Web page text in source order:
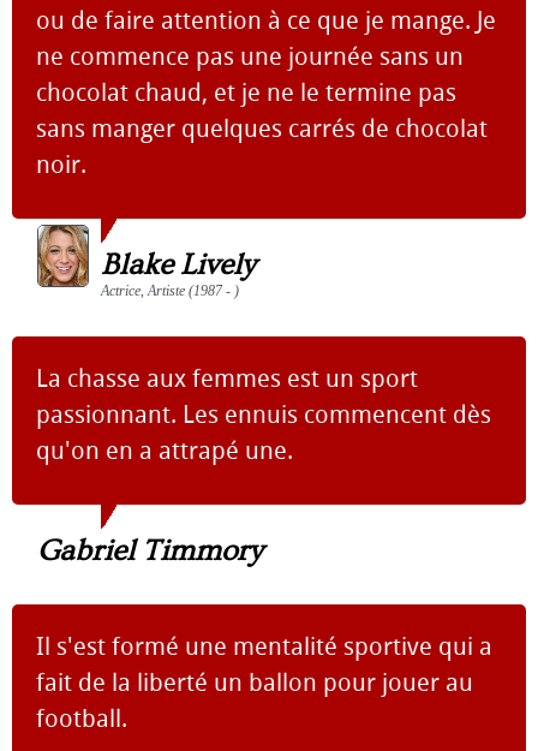
ou de faire attention à ce que je mange. Je
ne commence pas une journée sans un
chocolat chaud, et je ne le termine pas
sans manger quelques carrés de chocolat
noir.
Blake Lively
Actrice, Artiste (1987 - )
La chasse aux femmes est un sport
passionnant. Les ennuis commencent dès
qu'on en a attrapé une.
Gabriel Timmory
Il s'est formé une mentalité sportive qui a
fait de la liberté un ballon pour jouer au
football.